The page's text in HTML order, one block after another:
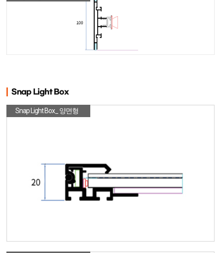
Snap Light Box
Snap Light Box_ 양면형